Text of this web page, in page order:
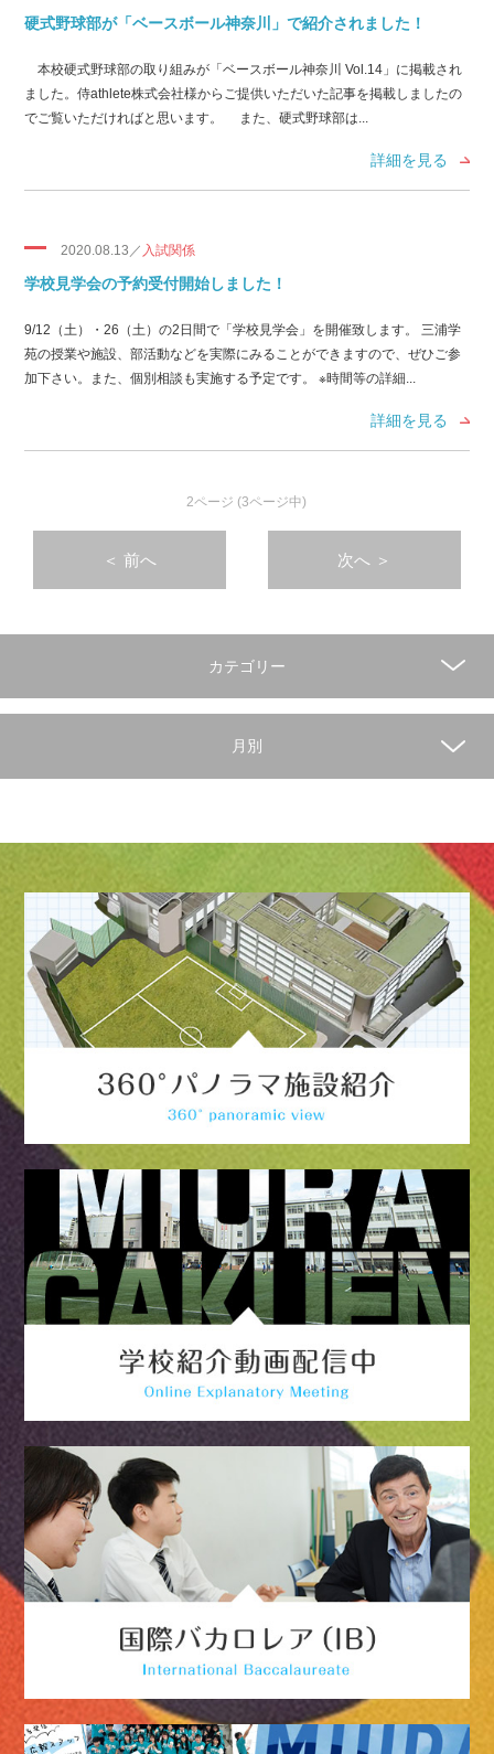
硬式野球部が「ベースボール神奈川」で紹介されました！
本校硬式野球部の取り組みが「ベースボール神奈川 Vol.14」に掲載され
ました。侍athlete株式会社様からご提供いただいた記事を掲載しましたの
でご覧いただければと思います。 また、硬式野球部は...
詳細を見る
2020.08.13／ 入試関係
学校見学会の予約受付開始しました！
9/12（土）・26（土）の2日間で「学校見学会」を開催致します。 三浦学
苑の授業や施設、部活動などを実際にみることができますので、ぜひご参
加下さい。また、個別相談も実施する予定です。 ※時間等の詳細...
詳細を見る
2ページ (3ページ中)
＜ 前へ 次へ ＞
カテゴリー
月別